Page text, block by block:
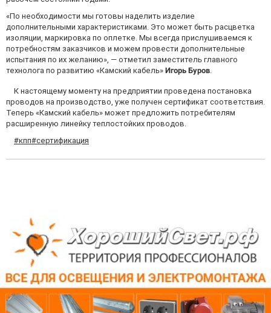
«По необходимости мы готовы наделить изделие
дополнительными характеристиками. Это может быть расцветка
изоляции, маркировка по оплетке. Мы всегда прислушиваемся к
потребностям заказчиков и можем провести дополнительные
испытания по их желанию», — отметил заместитель главного
технолога по развитию «Камский кабель» Игорь Буров.
К настоящему моменту на предприятии проведена постановка
проводов на производство, уже получен сертификат соответствия.
Теперь «Камский кабель» может предложить потребителям
расширенную линейку теплостойких проводов.
#кпп#сертификация